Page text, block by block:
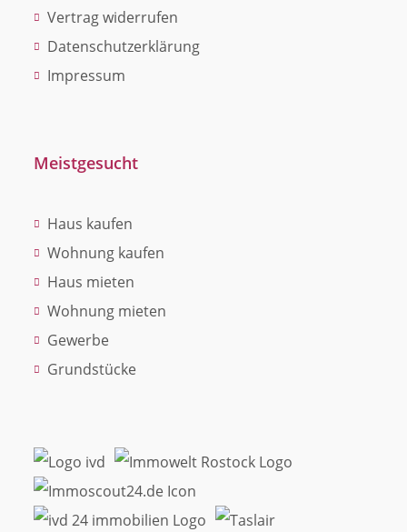
Vertrag widerrufen
Datenschutzerklärung
Impressum
Meistgesucht
Haus kaufen
Wohnung kaufen
Haus mieten
Wohnung mieten
Gewerbe
Grundstücke